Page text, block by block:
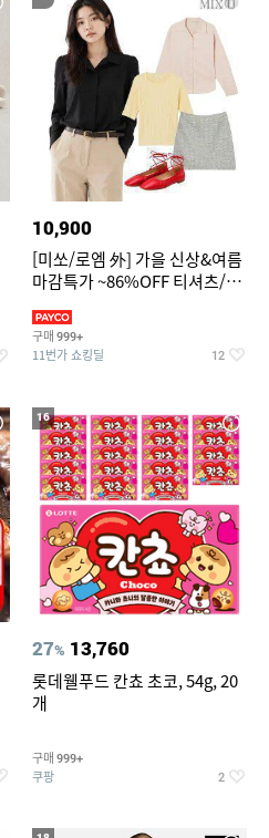
10,900
[미쏘/로엠 外] 가을 신상&여름
마감특가 ~86%OFF 티셔츠/슬
구매 999+
11번가 쇼킹딜 12
16
27% 13,760
롯데웰푸드 칸쵸 초코, 54g, 20
개
구매 999+
쿠팡 2